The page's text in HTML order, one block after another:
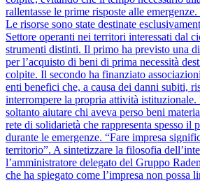
rallentasse le prime risposte alle
Le risorse sono state destinate
Settore operanti nei territori interessati dal
strumenti distinti. Il primo ha previsto una
per l’acquisto di beni di prima necessità
colpite. Il secondo ha finanziato
enti benefici che, a causa dei danni subiti,
interrompere la propria attività istituzionale.
soltanto aiutare chi aveva perso beni
rete di solidarietà che rappresenta spesso il
durante le emergenze. “Fare impresa
territorio”. A sintetizzare la filosofia
l’amministratore delegato del Gruppo
che ha spiegato come l’impresa non possa